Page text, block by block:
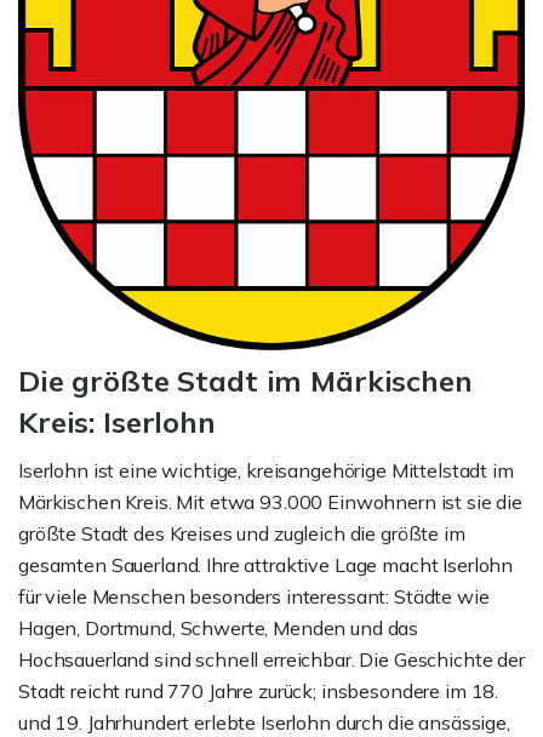
Die größte Stadt im Märkischen
Kreis: Iserlohn
Iserlohn ist eine wichtige, kreisangehörige Mittelstadt im
Märkischen Kreis. Mit etwa 93.000 Einwohnern ist sie die
größte Stadt des Kreises und zugleich die größte im
gesamten Sauerland. Ihre attraktive Lage macht Iserlohn
für viele Menschen besonders interessant: Städte wie
Hagen, Dortmund, Schwerte, Menden und das
Hochsauerland sind schnell erreichbar. Die Geschichte der
Stadt reicht rund 770 Jahre zurück; insbesondere im 18.
und 19. Jahrhundert erlebte Iserlohn durch die ansässige,